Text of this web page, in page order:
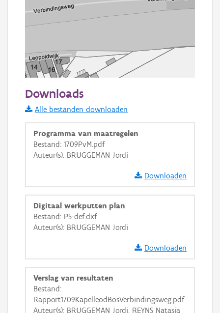
Informatie Vlaanderen
i
+ −
Basis Lagen
Ortho
GRB-Basiskaart
GRB-Basiskaart in grijswaarden
Downloads
Alle bestanden downloaden
Programma van maatregelen
Bestand: 1709PvM.pdf
Auteur(s): BRUGGEMAN Jordi
Downloaden
Digitaal werkputten plan
Bestand: PS-def.dxf
Auteur(s): BRUGGEMAN Jordi
Downloaden
Verslag van resultaten
Bestand:
Rapport1709KapelleodBosVerbindingsweg.pdf
Auteur(s): BRUGGEMAN Jordi, REYNS Natasja